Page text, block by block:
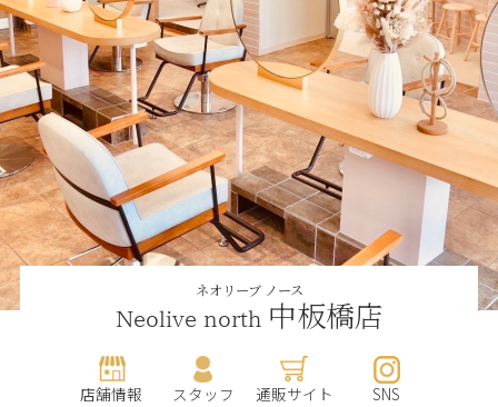
ネオリーブ ノース
Neolive north 中板橋店
店舗情報 スタッフ 通販サイト SNS